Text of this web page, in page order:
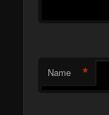
Name *